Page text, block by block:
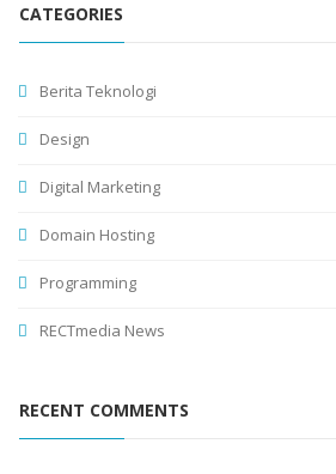
CATEGORIES
Berita Teknologi
Design
Digital Marketing
Domain Hosting
Programming
RECTmedia News
RECENT COMMENTS